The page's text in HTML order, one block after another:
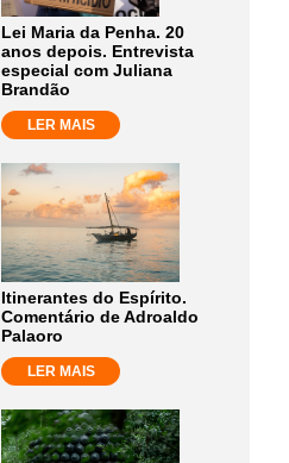
Lei Maria da Penha. 20
anos depois. Entrevista
especial com Juliana
Brandão
LER MAIS
Itinerantes do Espírito.
Comentário de Adroaldo
Palaoro
LER MAIS